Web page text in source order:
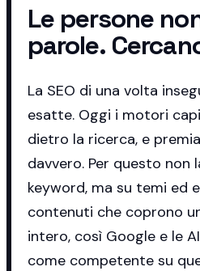
Le persone
parole.
La SEO di una volta
esatte. Oggi i motori
dietro la ricerca, e
davvero. Per questo non
keyword, ma su temi ed
contenuti che coprono
intero, così Google e le
come competente su